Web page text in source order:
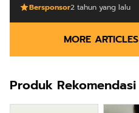
Bersponsor2 tahun yang lalu
MORE ARTICLES
Produk Rekomendasi